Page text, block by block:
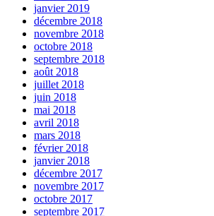
janvier 2019
décembre 2018
novembre 2018
octobre 2018
septembre 2018
août 2018
juillet 2018
juin 2018
mai 2018
avril 2018
mars 2018
février 2018
janvier 2018
décembre 2017
novembre 2017
octobre 2017
septembre 2017